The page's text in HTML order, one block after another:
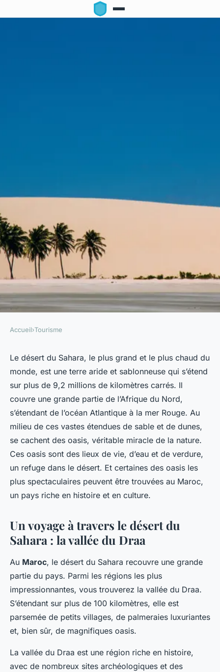
Où trouver les oasis les plus
spectaculaires dans le désert
du Sahara?
Ayden•1 mai 2024•6 min de lecture
Accueil›Tourisme
Le désert du Sahara, le plus grand et le plus chaud du
monde, est une terre aride et sablonneuse qui s’étend
sur plus de 9,2 millions de kilomètres carrés. Il
couvre une grande partie de l’Afrique du Nord,
s’étendant de l’océan Atlantique à la mer Rouge. Au
milieu de ces vastes étendues de sable et de dunes,
se cachent des oasis, véritable miracle de la nature.
Ces oasis sont des lieux de vie, d’eau et de verdure,
un refuge dans le désert. Et certaines des oasis les
plus spectaculaires peuvent être trouvées au Maroc,
un pays riche en histoire et en culture.
Un voyage à travers le désert du
Sahara : la vallée du Draa
Au Maroc, le désert du Sahara recouvre une grande
partie du pays. Parmi les régions les plus
impressionnantes, vous trouverez la vallée du Draa.
S’étendant sur plus de 100 kilomètres, elle est
parsemée de petits villages, de palmeraies luxuriantes
et, bien sûr, de magnifiques oasis.
La vallée du Draa est une région riche en histoire,
avec de nombreux sites archéologiques et des